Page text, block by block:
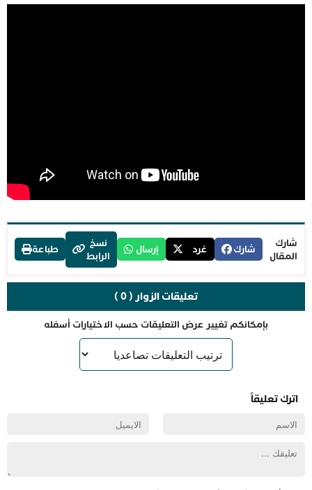
شارك
المقال
شارك غرد إرسال
نسخ
الرابط
طباعة
تعليقات الزوار ( 0 )
بإمكانكم تغيير عرض التعليقات حسب الاختيارات أسفله
اترك تعليقاً